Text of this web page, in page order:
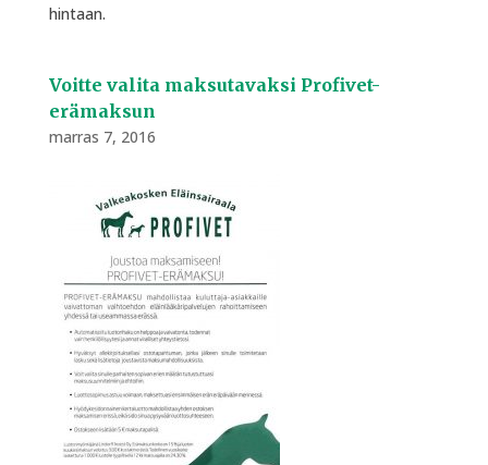
hintaan.
Voitte valita maksutavaksi Profivet-
erämaksun
marras 7, 2016